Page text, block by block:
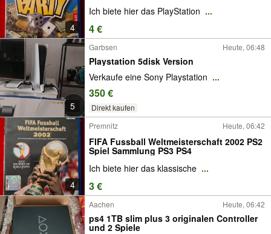
4
Ich biete hier das PlayStation ...
4 €
5
Garbsen Heute, 06:48
Playstation 5disk Version
Verkaufe eine Sony Playstation ...
350 €
Direkt kaufen
4
Premnitz Heute, 06:42
FIFA Fussball Weltmeisterschaft 2002 PS2
Spiel Sammlung PS3 PS4
Ich biete hier das klassische ...
3 €
Aachen Heute, 06:42
ps4 1TB slim plus 3 originalen Controller
und 2 Spiele